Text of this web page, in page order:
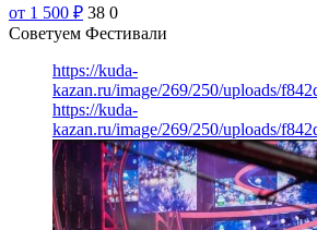
от 1 500 ₽ 38 0
Советуем Фестивали
https://kuda-
kazan.ru/image/269/250/uploads/
https://kuda-
kazan.ru/image/269/250/uploads/